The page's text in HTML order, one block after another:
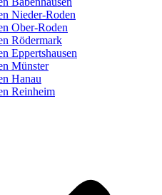
Nieder-Roden
Ober-Roden
Rödermark
Eppertshausen
Münster
Hanau
Reinheim